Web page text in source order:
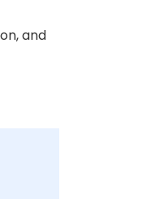
and